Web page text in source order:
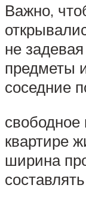
Важно,
не
предметы
соседние
свободное
квартире
ширина